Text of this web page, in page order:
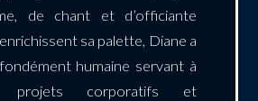
de chant et d’officiante
sa palette, Diane a
humaine servant à
corporatifs et